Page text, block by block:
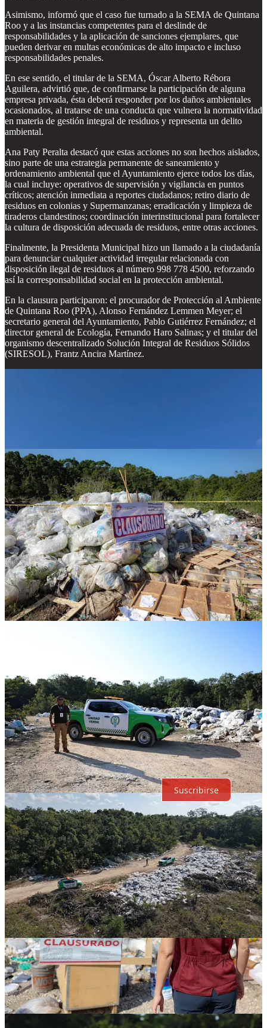
Asimismo, informó que el caso fue turnado a la SEMA de Quintana
Roo y a las instancias competentes para el deslinde de
responsabilidades y la aplicación de sanciones ejemplares, que
pueden derivar en multas económicas de alto impacto e incluso
responsabilidades penales.
En ese sentido, el titular de la SEMA, Óscar Alberto Rébora
Aguilera, advirtió que, de confirmarse la participación de alguna
empresa privada, ésta deberá responder por los daños ambientales
ocasionados, al tratarse de una conducta que vulnera la normatividad
en materia de gestión integral de residuos y representa un delito
ambiental.
Ana Paty Peralta destacó que estas acciones no son hechos aislados,
sino parte de una estrategia permanente de saneamiento y
ordenamiento ambiental que el Ayuntamiento ejerce todos los días,
la cual incluye: operativos de supervisión y vigilancia en puntos
críticos; atención inmediata a reportes ciudadanos; retiro diario de
residuos en colonias y Supermanzanas; erradicación y limpieza de
tiraderos clandestinos; coordinación interinstitucional para fortalecer
la cultura de disposición adecuada de residuos, entre otras acciones.
Finalmente, la Presidenta Municipal hizo un llamado a la ciudadanía
para denunciar cualquier actividad irregular relacionada con
disposición ilegal de residuos al número 998 778 4500, reforzando
así la corresponsabilidad social en la protección ambiental.
En la clausura participaron: el procurador de Protección al Ambiente
de Quintana Roo (PPA), Alonso Fernández Lemmen Meyer; el
secretario general del Ayuntamiento, Pablo Gutiérrez Fernández; el
director general de Ecología, Fernando Haro Salinas; y el titular del
organismo descentralizado Solución Integral de Residuos Sólidos
(SIRESOL), Frantz Ancira Martínez.
1
Compartir
Discusión sobre este post
Lo mejor de Último Debates
Sin posts
Por supuesto, sigue adelante.
Suscribirse
© 2026 Expediente Quintana Roo Privacidad Términos
Aviso
de recolección
Crea tu Substack
Descargar la app
Substackes el hogar de la gran cultura